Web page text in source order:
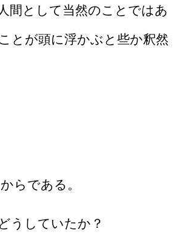
間として当然のことではあ
とが頭に浮かぶと些か釈然
らである。
うしていたか？